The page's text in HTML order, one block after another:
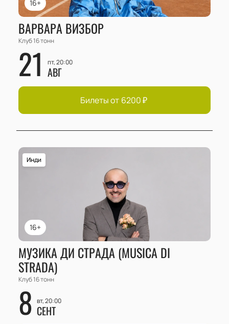
16+
ВАРВАРА ВИЗБОР
Клуб 16 тонн
21 пт, 20:00
АВГ
Билеты от 6200₽
16+
Инди
МУЗИКА ДИ СТРАДА (MUSICA DI
STRADA)
Клуб 16 тонн
8 вт, 20:00
СЕНТ